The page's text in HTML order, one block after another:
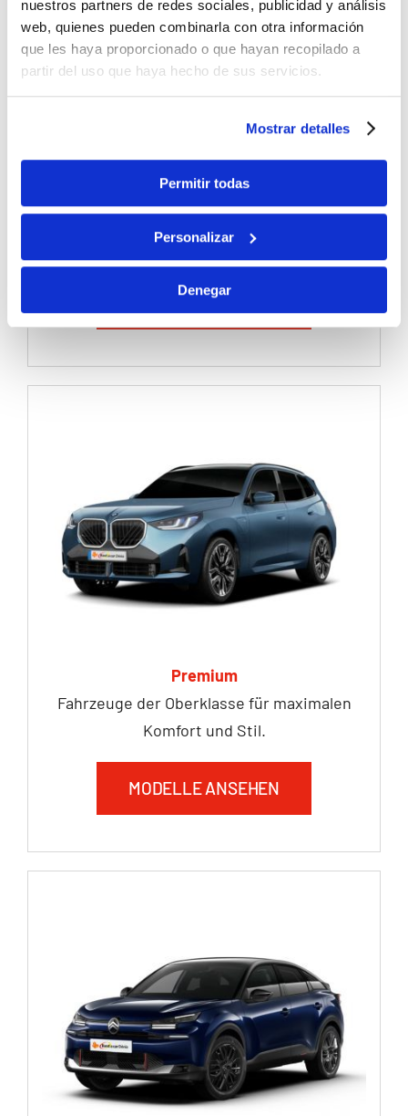
nuestros partners de redes sociales, publicidad y análisis
web, quienes pueden combinarla con otra información
que les haya proporcionado o que hayan recopilado a
partir del uso que haya hecho de sus servicios.
Mostrar detalles
Permitir todas
Personalizar
Denegar
Familien
Fahrzeuge für Familienreisen, ohne auf Platz
zu verzichten.
MODELLE ANSEHEN
Premium
Fahrzeuge der Oberklasse für maximalen
Komfort und Stil.
MODELLE ANSEHEN